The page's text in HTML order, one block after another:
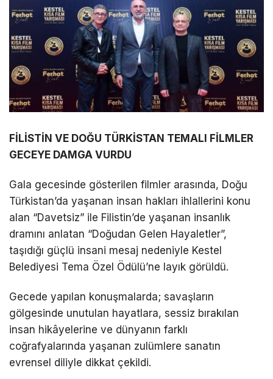
FİLİSTİN VE DOĞU TÜRKİSTAN TEMALI FİLMLER
GECEYE DAMGA VURDU
Gala gecesinde gösterilen filmler arasında, Doğu
Türkistan’da yaşanan insan hakları ihlallerini konu
alan “Davetsiz” ile Filistin’de yaşanan insanlık
dramını anlatan “Doğudan Gelen Hayaletler”,
taşıdığı güçlü insani mesaj nedeniyle Kestel
Belediyesi Tema Özel Ödülü’ne layık görüldü.
Gecede yapılan konuşmalarda; savaşların
gölgesinde unutulan hayatlara, sessiz bırakılan
insan hikâyelerine ve dünyanın farklı
coğrafyalarında yaşanan zulümlere sanatın
evrensel diliyle dikkat çekildi.